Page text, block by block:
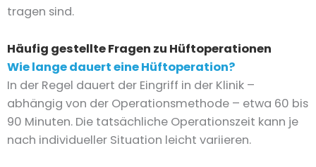
tragen sind.
Häufig gestellte Fragen zu Hüftoperationen
Wie lange dauert eine Hüftoperation?
In der Regel dauert der Eingriff in der Klinik –
abhängig von der Operationsmethode – etwa 60 bis
90 Minuten. Die tatsächliche Operationszeit kann je
nach individueller Situation leicht variieren.